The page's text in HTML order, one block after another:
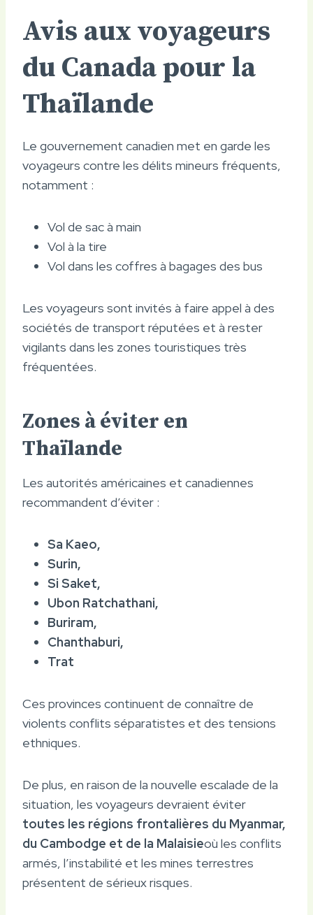
Avis aux voyageurs
du Canada pour la
Thaïlande
Le gouvernement canadien met en garde les
voyageurs contre les délits mineurs fréquents,
notamment :
Vol de sac à main
Vol à la tire
Vol dans les coffres à bagages des bus
Les voyageurs sont invités à faire appel à des
sociétés de transport réputées et à rester
vigilants dans les zones touristiques très
fréquentées.
Zones à éviter en
Thaïlande
Les autorités américaines et canadiennes
recommandent d’éviter :
Sa Kaeo,
Surin,
Si Saket,
Ubon Ratchathani,
Buriram,
Chanthaburi,
Trat
Ces provinces continuent de connaître de
violents conflits séparatistes et des tensions
ethniques.
De plus, en raison de la nouvelle escalade de la
situation, les voyageurs devraient éviter
toutes les régions frontalières du Myanmar,
du Cambodge et de la Malaisieoù les conflits
armés, l’instabilité et les mines terrestres
présentent de sérieux risques.